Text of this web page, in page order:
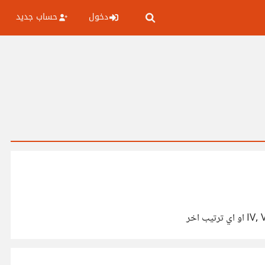
دخول حساب جديد